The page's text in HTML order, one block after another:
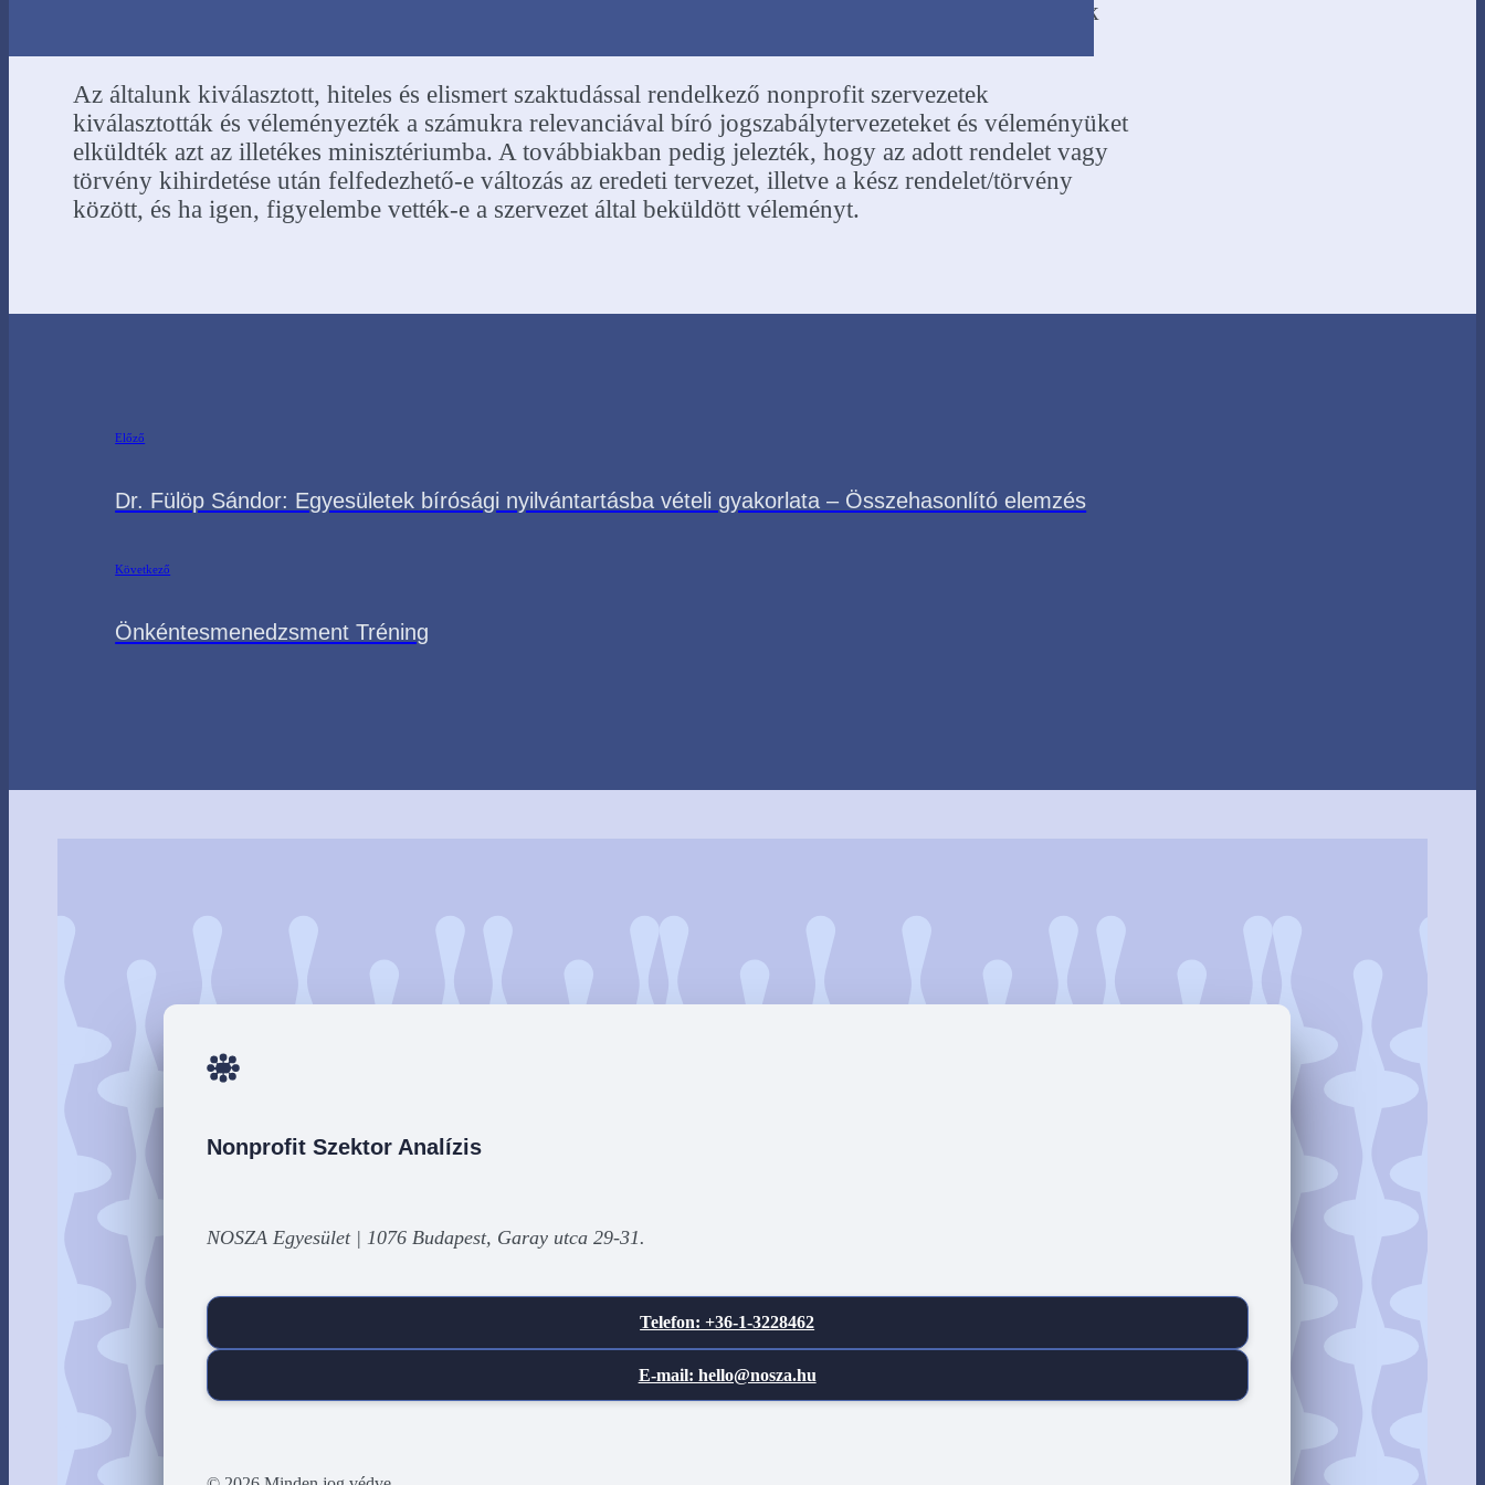
életközelibbek, funkcionálisabbak és nem utolsó sorban az állampolgárok számára elfogadhatóbbak
Az általunk kiválasztott, hiteles és elismert szaktudással rendelkező nonprofit szervezetek
kiválasztották és véleményezték a számukra relevanciával bíró jogszabálytervezeteket és véleményüket
elküldték azt az illetékes minisztériumba. A továbbiakban pedig jelezték, hogy az adott rendelet vagy
törvény kihirdetése után felfedezhető-e változás az eredeti tervezet, illetve a kész rendelet/törvény
között, és ha igen, figyelembe vették-e a szervezet által beküldött véleményt.
Előző
Dr. Fülöp Sándor: Egyesületek bírósági nyilvántartásba vételi gyakorlata – Összehasonlító elemzés
Következő
Önkéntesmenedzsment Tréning
Nonprofit Szektor Analízis
NOSZA Egyesület | 1076 Budapest, Garay utca 29-31.
Telefon: +36-1-3228462
E-mail: hello@nosza.hu